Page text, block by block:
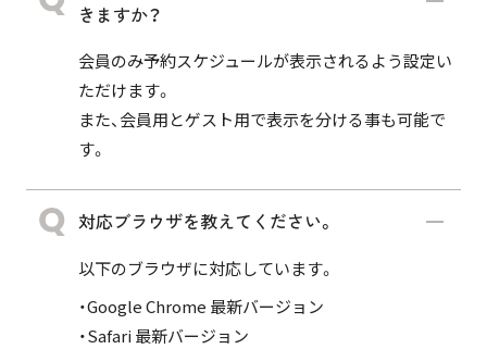
きますか？
会員のみ予約スケジュールが表示されるよう設定い
ただけます。
また、会員用とゲスト用で表示を分ける事も可能で
す。
対応ブラウザを教えてください。
以下のブラウザに対応しています。
・Google Chrome 最新バージョン
・Safari 最新バージョン